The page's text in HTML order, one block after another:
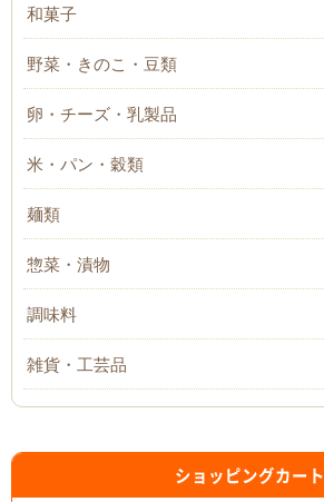
和菓子
野菜・きのこ・豆類
卵・チーズ・乳製品
米・パン・穀類
麺類
惣菜・漬物
調味料
雑貨・工芸品
ショッピングカート